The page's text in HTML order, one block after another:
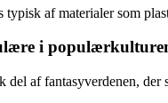
af materialer som
i
af fantasyverdenen,